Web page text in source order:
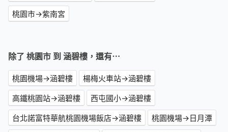
桃園市→紫南宮
除了 桃園市 到 涵碧樓，還有⋯
桃園機場→涵碧樓
楊梅火車站→涵碧樓
高鐵桃園站→涵碧樓
西屯國小→涵碧樓
台北諾富特華航桃園機場飯店→涵碧樓
桃園機場→日月潭